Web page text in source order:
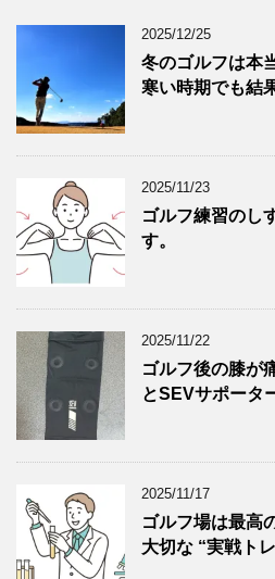
2025/12/25
冬のゴルフは本
寒い時期でも結
2025/11/23
ゴルフ練習のし
す。
2025/11/22
ゴルフ後の膝が
とSEVサポータ
2025/11/17
ゴルフ場は最高
大切な “実戦ト